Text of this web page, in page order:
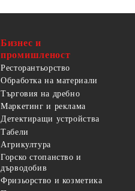
Бизнес и
промишленост
Ресторантьорство
Обработка на материали
Търговия на дребно
Маркетинг и реклама
Детектиращи устройства
Табели
Агрикултура
Горско стопанство и
дърводобив
Фризьорство и козметика